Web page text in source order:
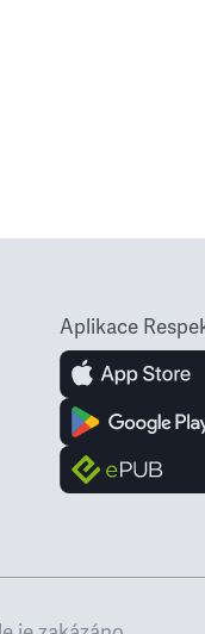
Aplikace